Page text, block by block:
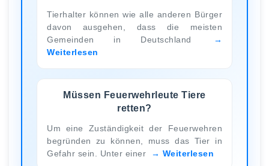
Tierhalter können wie alle anderen Bürger
davon ausgehen, dass die meisten
Gemeinden in Deutschland
Weiterlesen
Müssen Feuerwehrleute Tiere
retten?
Um eine Zuständigkeit der Feuerwehren
begründen zu können, muss das Tier in
Gefahr sein. Unter einer
Weiterlesen